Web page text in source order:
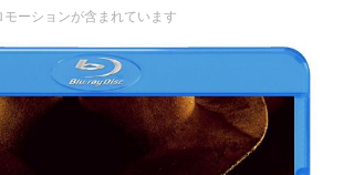
モーションが含まれています